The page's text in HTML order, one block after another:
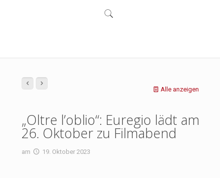
Alle anzeigen
„Oltre l’oblio“: Euregio lädt am
26. Oktober zu Filmabend
am 19. Oktober 2023